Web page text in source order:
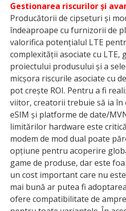
Gestionarea riscurilor și
Producătorii de cipseturi și
îndeaproape cu furnizorii de
valorifica potențialul LTE
complexității asociate cu LTE,
proiectului produsului și a
micșora riscurile asociate cu
pot crește ROI. Pentru a fi
viitor, creatorii trebuie să ia în
eSIM și platforme de date/
limitărilor hardware este
modem de mod dual poate
opțiune pentru acoperire
game de produse, dar este
un cost important care nu
mai bună ar putea fi
ofere compatibilitate de